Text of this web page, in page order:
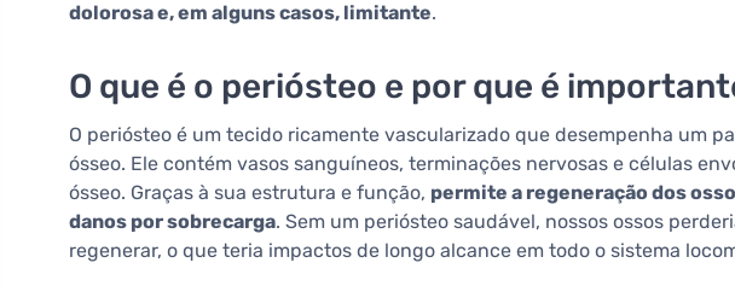
dolorosa e, em alguns casos, limitante.
O que é o periósteo e por que é
O periósteo é um tecido ricamente vascularizado que desempenha um
ósseo. Ele contém vasos sanguíneos, terminações nervosas e células
ósseo. Graças à sua estrutura e função, permite a regeneração dos
danos por sobrecarga. Sem um periósteo saudável, nossos ossos
regenerar, o que teria impactos de longo alcance em todo o sistema